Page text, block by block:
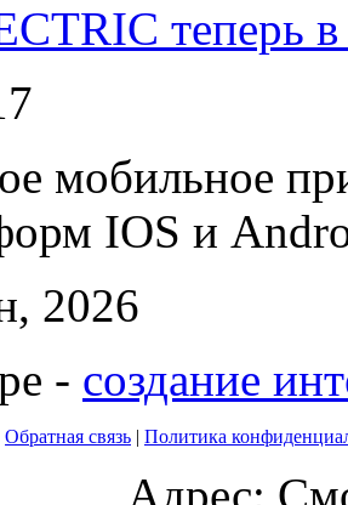
теперь
мобильное
IOS и
2026
- создание
Обратная связь | Политика
Адрес: